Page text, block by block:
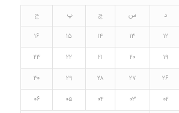
د س چ پ
ج
۱۲ ۱۳ ۱۴ ۱۵
۱۶
۱۹ ۲۰ ۲۱ ۲۲
۲۳
۲۶ ۲۷ ۲۸ ۲۹
۳۰
۰۲ ۰۳ ۰۴ ۰۵
۰۶